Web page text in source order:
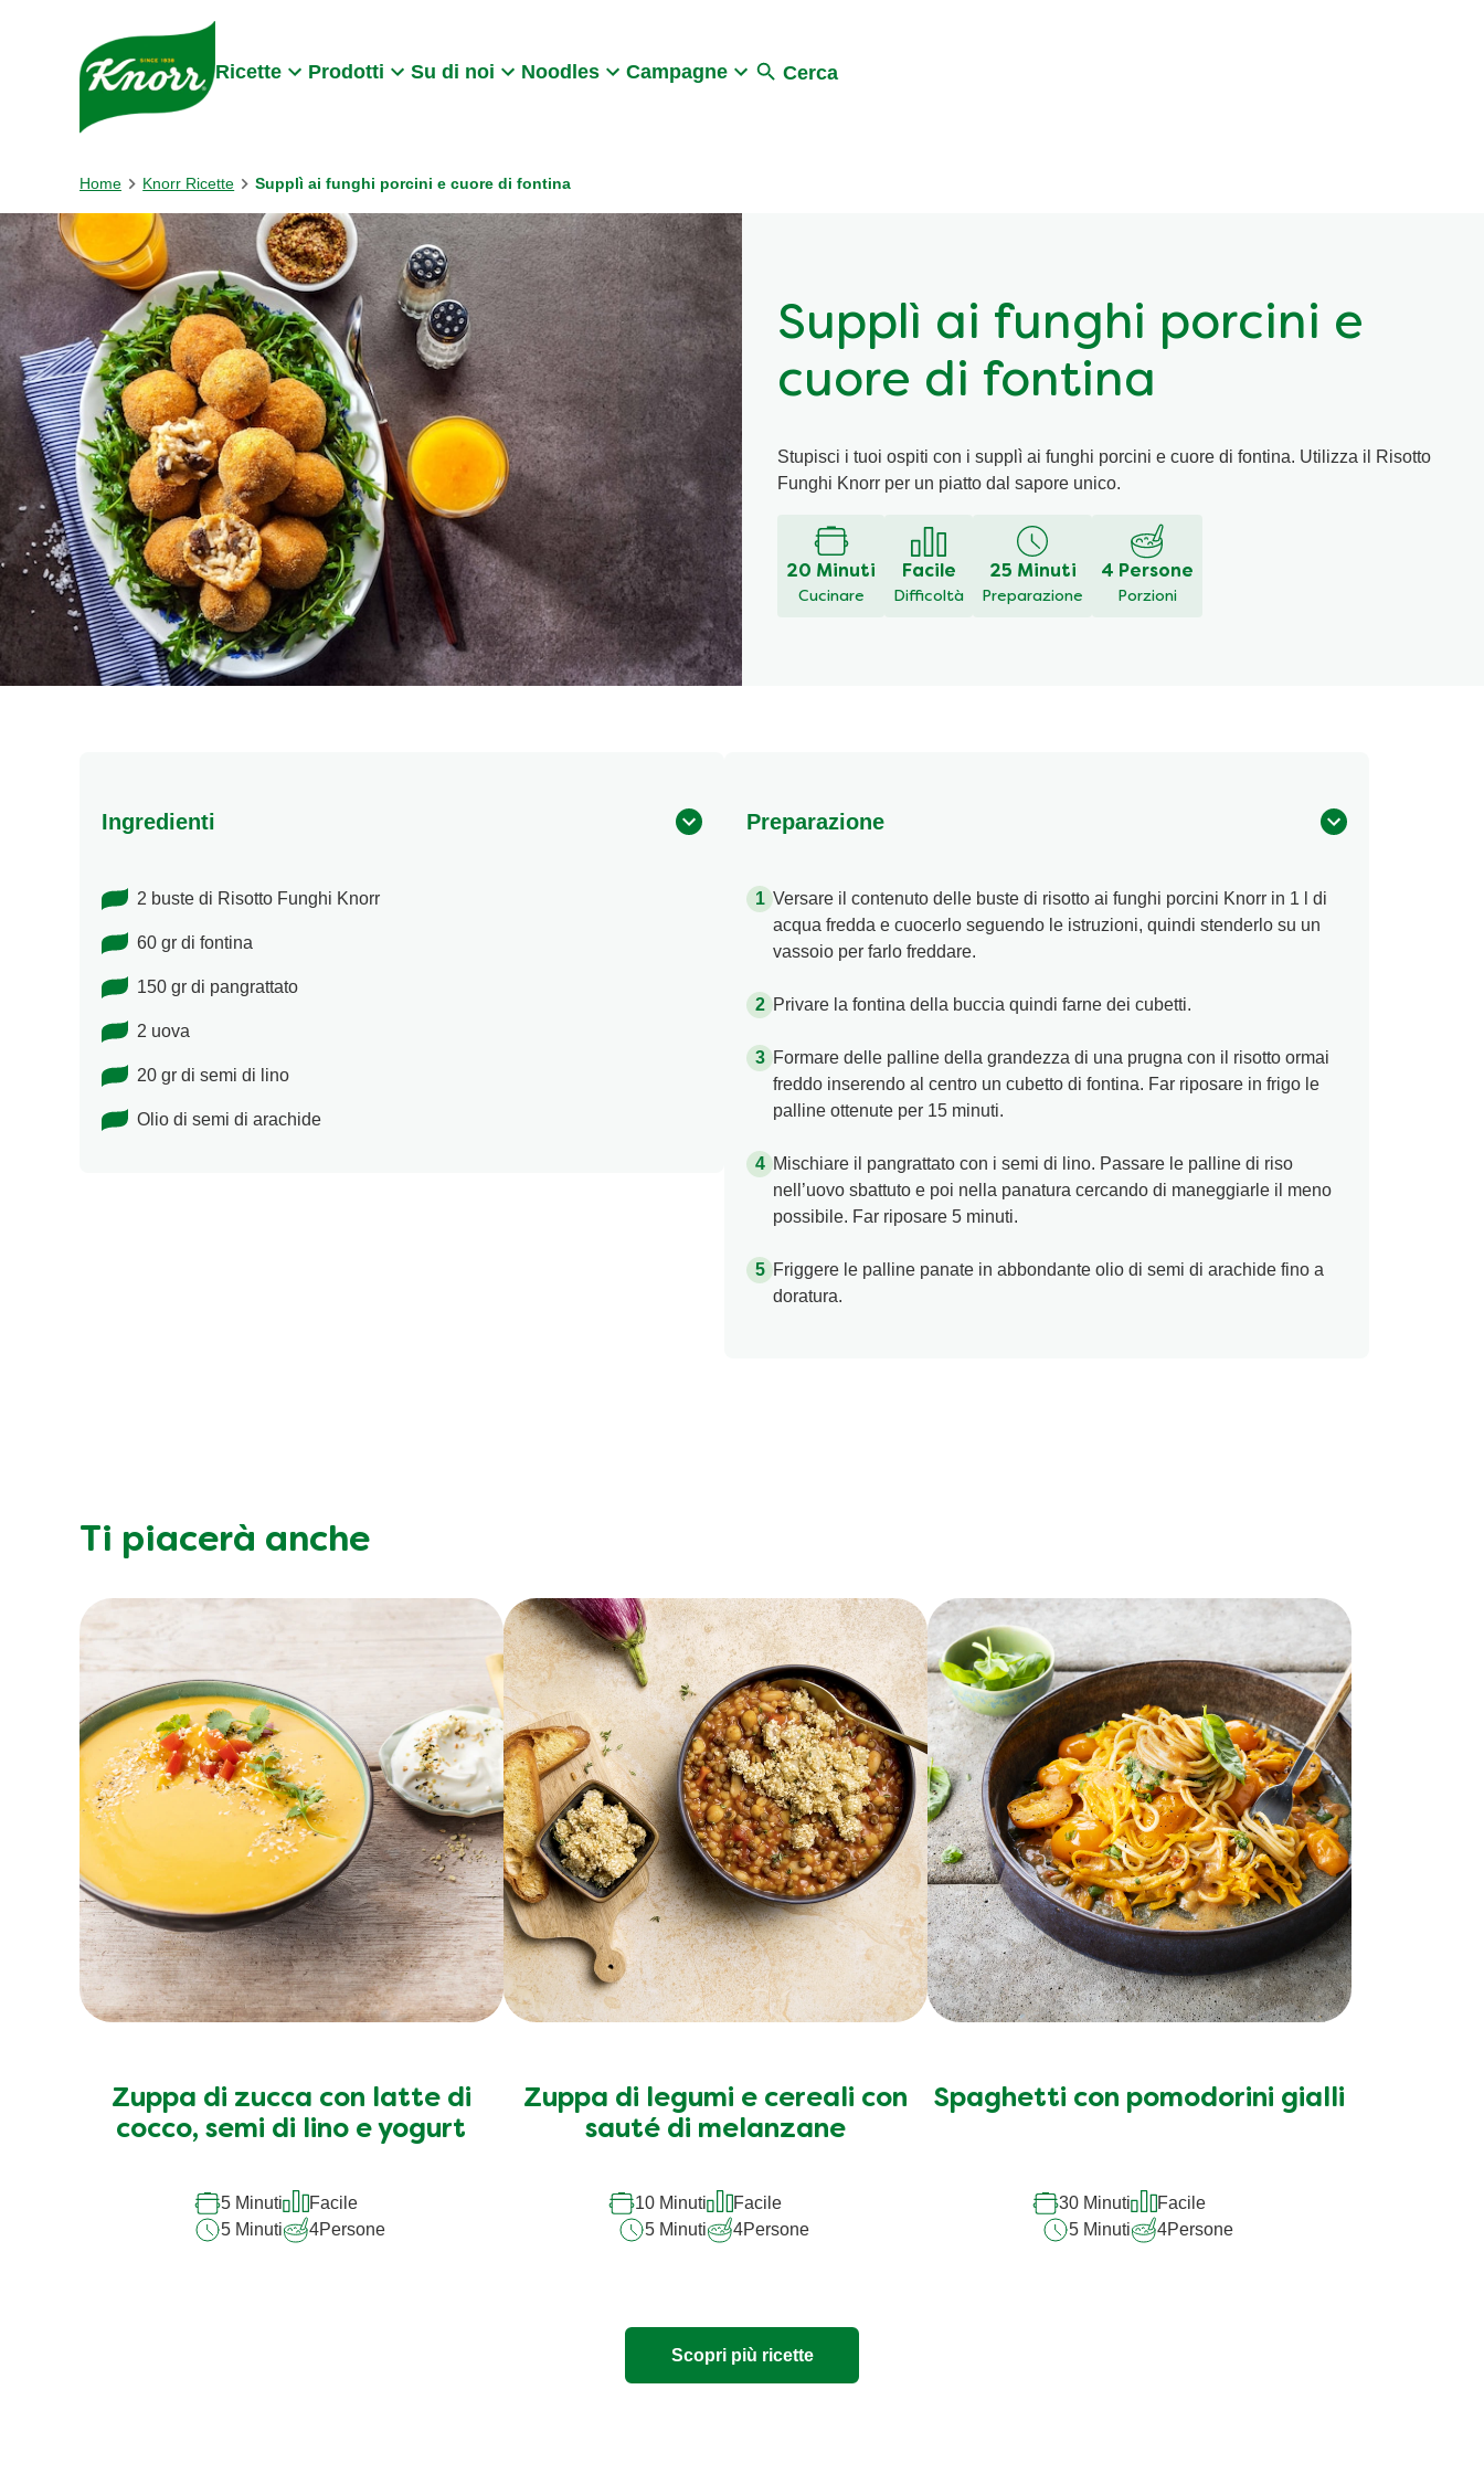
Skip to:
Ricette Prodotti Su di noi Noodles Campagne Cerca
Home Knorr Ricette Supplì ai funghi porcini e cuore di fontina
Supplì ai funghi porcini e
cuore di fontina
Stupisci i tuoi ospiti con i supplì ai funghi porcini e cuore di fontina. Utilizza il Risotto
Funghi Knorr per un piatto dal sapore unico.
20 Minuti
Cucinare
Facile
Difficoltà
25 Minuti
Preparazione
4 Persone
Porzioni
Ingredienti
2 buste di Risotto Funghi Knorr
60 gr di fontina
150 gr di pangrattato
2 uova
20 gr di semi di lino
Olio di semi di arachide
Preparazione
Versare il contenuto delle buste di risotto ai funghi porcini Knorr in 1 l di
acqua fredda e cuocerlo seguendo le istruzioni, quindi stenderlo su un
vassoio per farlo freddare.
Privare la fontina della buccia quindi farne dei cubetti.
Formare delle palline della grandezza di una prugna con il risotto ormai
freddo inserendo al centro un cubetto di fontina. Far riposare in frigo le
palline ottenute per 15 minuti.
Mischiare il pangrattato con i semi di lino. Passare le palline di riso
nell’uovo sbattuto e poi nella panatura cercando di maneggiarle il meno
possibile. Far riposare 5 minuti.
Friggere le palline panate in abbondante olio di semi di arachide fino a
doratura.
Ti piacerà anche
Zuppa di zucca con latte di
cocco, semi di lino e yogurt
5 Minuti
Facile
5 Minuti
4Persone
Zuppa di legumi e cereali con
sauté di melanzane
10 Minuti
Facile
5 Minuti
4Persone
Spaghetti con pomodorini gialli
30 Minuti
Facile
5 Minuti
4Persone
Scopri più ricette